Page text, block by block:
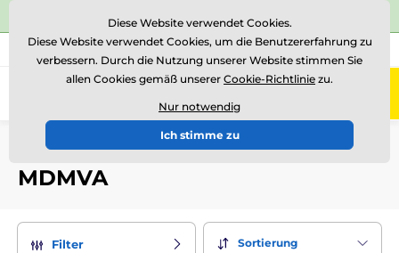
⭐Siehe 504 verifizierte Bewertungen auf
Rufen Sie uns an (Mo-Fr 15-18) +43 676 361 37 22
0
Einführung Metall-Ausgabe Medaille
MDMVA
Filter Sortierung
Diese Website verwendet Cookies.
Diese Website verwendet Cookies, um die Benutzererfahrung zu
verbessern. Durch die Nutzung unserer Website stimmen Sie
allen Cookies gemäß unserer Cookie-Richtlinie zu.
Nur notwendig
Ich stimme zu